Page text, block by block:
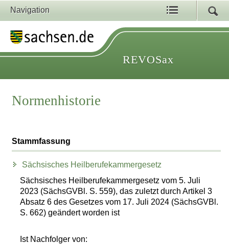
Navigation
REVOSax
Normenhistorie
Stammfassung
Sächsisches Heilberufekammergesetz
Sächsisches Heilberufekammergesetz vom 5. Juli
2023 (SächsGVBl. S. 559), das zuletzt durch Artikel 3
Absatz 6 des Gesetzes vom 17. Juli 2024 (SächsGVBl.
S. 662) geändert worden ist
Ist Nachfolger von: